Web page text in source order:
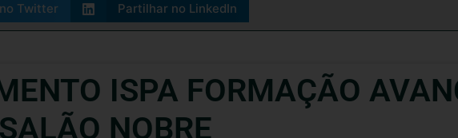
Twitter Partilhar no LinkedIn
ISPA FORMAÇÃO
NOBRE